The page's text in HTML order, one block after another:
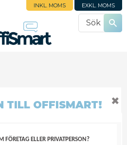
INKL. MOMS EXKL. MOMS
TILL OFFISMART!
ELLER PRIVATPERSON?
✖